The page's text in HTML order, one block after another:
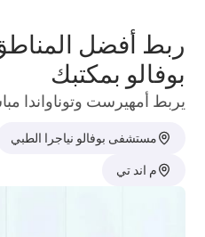
ربط أفضل
بوفالو بمكتبك
يربط أمهيرست وتوناواندا
مستشفى بوفالو نياجرا الطبي
م اند تي